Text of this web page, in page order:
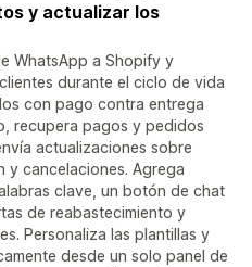
y actualizar los
WhatsApp a Shopify y
durante el ciclo de vida
con pago contra entrega
recupera pagos y pedidos
actualizaciones sobre
cancelaciones. Agrega
clave, un botón de chat
de reabastecimiento y
Personaliza las plantillas y
desde un solo panel de